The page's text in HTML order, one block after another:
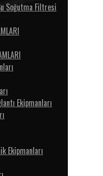
Soğutma Filtresi
Ekipmanları
Ekipmanları